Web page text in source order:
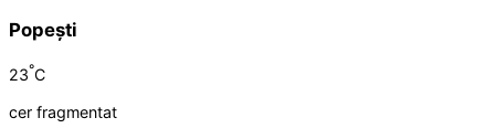
Popești
23°C
cer fragmentat